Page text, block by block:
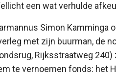
een wat verhulde
Simon Kamminga
met zijn buurman, de
Rijksstraatweg
te vernoemen fonds: het